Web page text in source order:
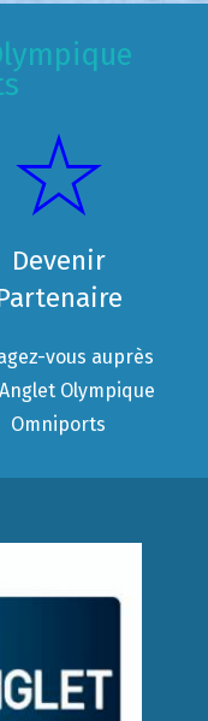
Devenir
vous auprès
Olympique
Omniports